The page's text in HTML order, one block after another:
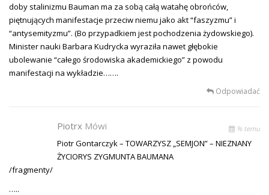
doby stalinizmu Bauman ma za sobą całą watahę obrońców,
piętnujących manifestacje przeciw niemu jako akt “faszyzmu” i
“antysemityzmu”. (Bo przypadkiem jest pochodzenia żydowskiego).
Minister nauki Barbara Kudrycka wyraziła nawet głębokie
ubolewanie “całego środowiska akademickiego” z powodu
manifestacji na wykładzie…….
Odpowiadać
Piotrx Mówi % temu
Piotr Gontarczyk – TOWARZYSZ „SEMJON” – NIEZNANY
ŻYCIORYS ZYGMUNTA BAUMANA
/fragmenty/
…..